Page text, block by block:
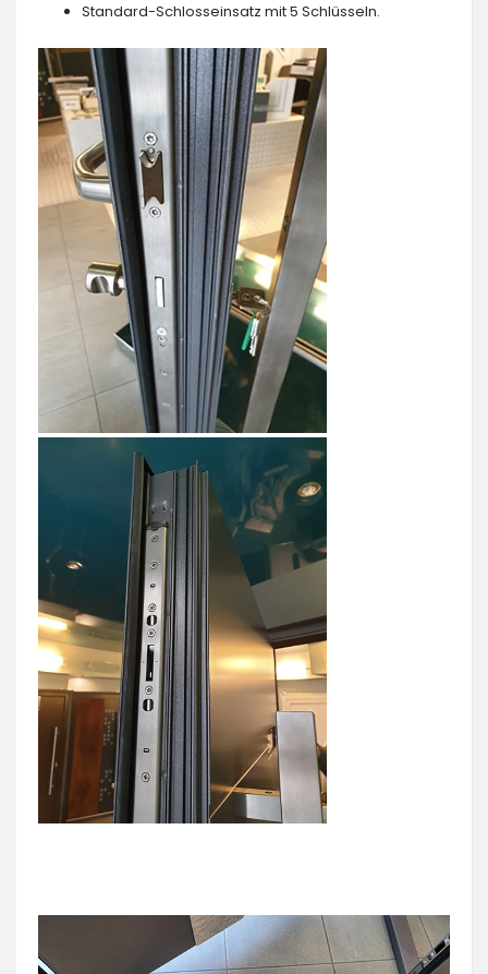
Standard-Schlosseinsatz mit 5 Schlüsseln.